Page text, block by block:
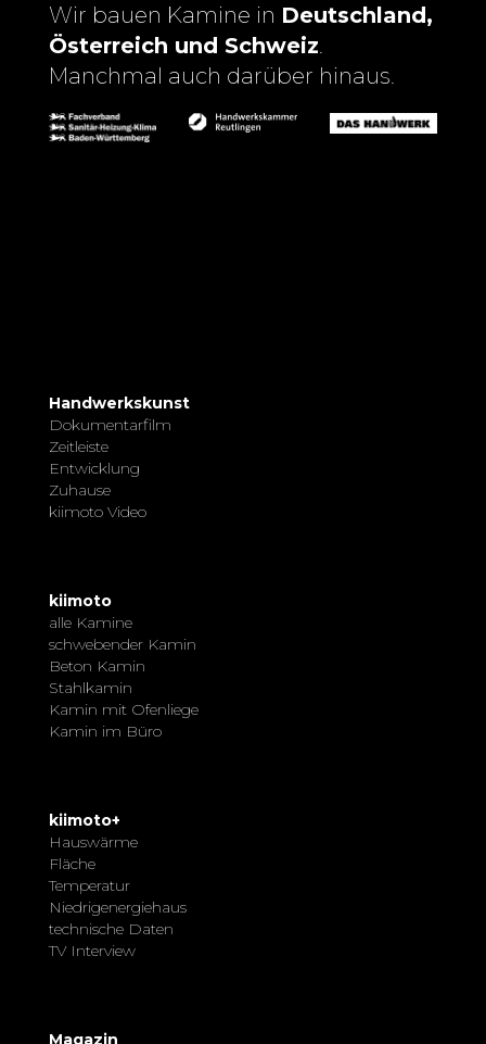
Wir bauen Kamine in Deutschland,
Österreich und Schweiz
Manchmal auch darüber hinaus.
Handwerkskunst
Dokumentarfilm
Zeitleiste
Entwicklung
Zuhause
kiimoto Video
kiimoto
alle Kamine
schwebender Kamin
Beton Kamin
Stahlkamin
Kamin mit Ofenliege
Kamin im Büro
kiimoto+
Hauswärme
Fläche
Temperatur
Niedrigenergiehaus
technische Daten
TV Interview